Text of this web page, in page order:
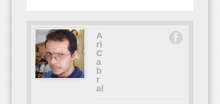
A
ri
C
a
b
r
al